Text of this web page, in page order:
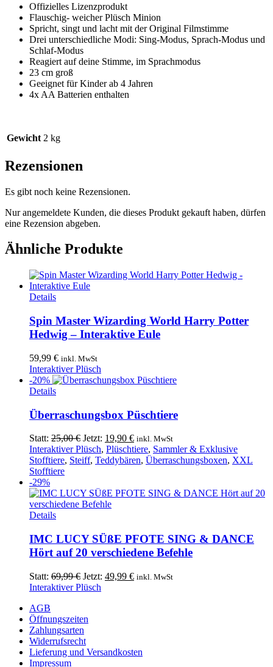
Offizielles Lizenzprodukt
Flauschig- weicher Plüsch Minion
Spricht, singt und lacht mit der Original Filmstimme
Drei unterschiedliche Modi: Sing-Modus, Sprach-Modus und
Schlaf-Modus
Reagiert auf deine Stimme, im Sprachmodus
23 cm groß
Geeignet für Kinder ab 4 Jahren
4x AA Batterien enthalten
Gewicht 2 kg
Rezensionen
Es gibt noch keine Rezensionen.
Nur angemeldete Kunden, die dieses Produkt gekauft haben, dürfen
eine Rezension abgeben.
Ähnliche Produkte
Details
Spin Master Wizarding World Harry Potter
Hedwig – Interaktive Eule
59,99 € inkl. MwSt
Interaktiver Plüsch
-20%
Details
Überraschungsbox Püschtiere
Statt: 25,00€ Ursprünglicher
Preis
war:
Jetzt: 19,90 €Aktueller
Preis
ist:
inkl. MwSt
Interaktiver Plüsch, Plüschtiere, Sammler & Exklusive
Stofftiere, Steiff, Teddybären, Überraschungsboxen, XXL
Stofftiere
-29%
Details
IMC LUCY SÜßE PFOTE SING & DANCE
Hört auf 20 verschiedene Befehle
Statt: 69,99€ Ursprünglicher
Preis
Jetzt: 49,99 €Aktueller
inkl. MwSt
Interaktiver Plüsch
AGB
Öffnungszeiten
Zahlungsarten
Widerrufsrecht
Lieferung und Versandkosten
Impressum